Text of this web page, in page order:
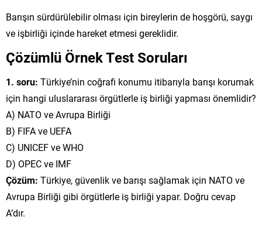
Barışın sürdürülebilir olması için bireylerin de hoşgörü, saygı
ve işbirliği içinde hareket etmesi gereklidir.
Çözümlü Örnek Test Soruları
1. soru: Türkiye’nin coğrafi konumu itibarıyla barışı korumak
için hangi uluslararası örgütlerle iş birliği yapması önemlidir?
A) NATO ve Avrupa Birliği
B) FIFA ve UEFA
C) UNICEF ve WHO
D) OPEC ve IMF
Çözüm: Türkiye, güvenlik ve barışı sağlamak için NATO ve
Avrupa Birliği gibi örgütlerle iş birliği yapar. Doğru cevap
A’dır.